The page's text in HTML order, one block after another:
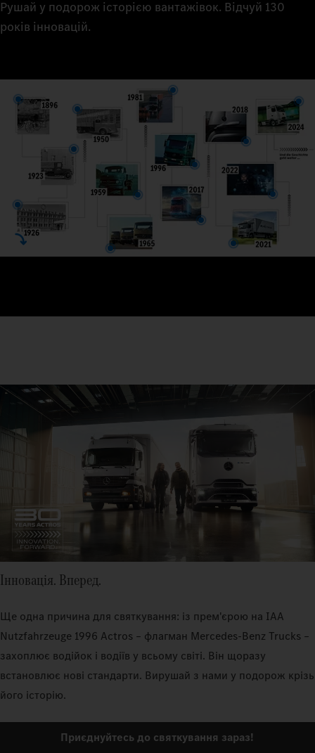
Рушай у подорож історією вантажівок. Відчуй 130
років інновацій.
Інновація. Вперед.
Ще одна причина для святкування: із прем'єрою на IAA
Nutzfahrzeuge 1996 Actros – флагман Mercedes‑Benz Trucks –
захоплює водійок і водіїв у всьому світі. Він щоразу
встановлює нові стандарти. Вирушай з нами у подорож крізь
його історію.
Приєднуйтесь до святкування зараз!